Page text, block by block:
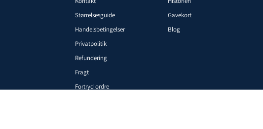
Størrelsesguide
Handelsbetingelser
Privatpolitik
Refundering
Fragt
Fortryd ordre
Gavekort
Blog